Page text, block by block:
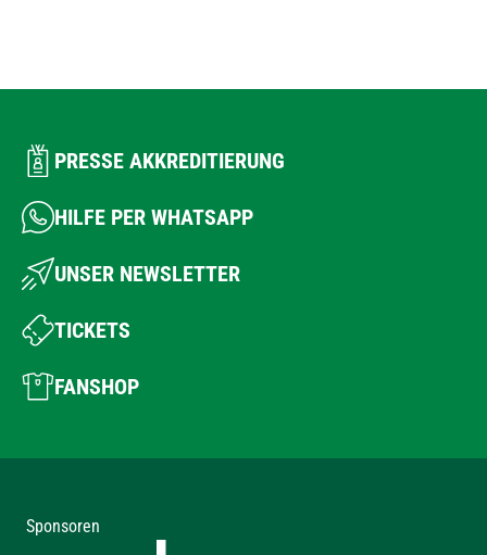
PRESSE AKKREDITIERUNG
HILFE PER WHATSAPP
UNSER NEWSLETTER
TICKETS
FANSHOP
Sponsoren